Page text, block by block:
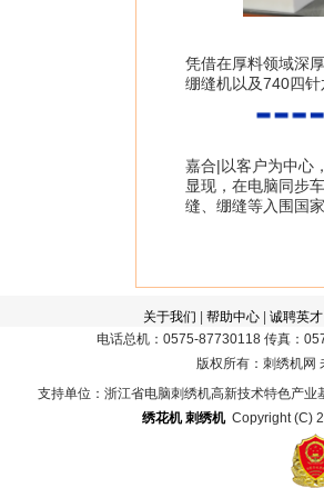
凭借在厚料领域深
绷缝机以及740四
嘉合|以客户为中心
显现，在电脑同步
缝、绷缝等入围国
关于我们 帮助中心| 诚聘英才
电话总机：0575-87730118 传真：
版权所有：刺绣机网
支持单位：浙江省电脑刺绣机高新技术特色产
绣花机 刺绣机Copyright (C)